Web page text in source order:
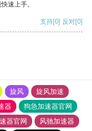
速上手。
支持[0] 反对[0]
旋风
旋风加速
器
狗急加速器官网
器官网 风驰加速器